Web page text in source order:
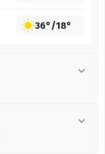
36°/18°